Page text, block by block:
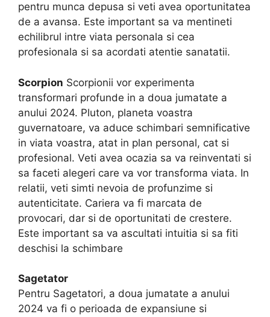
pentru munca depusa si veti avea oportunitatea
de a avansa. Este important sa va mentineti
echilibrul intre viata personala si cea
profesionala si sa acordati atentie sanatatii.
Scorpion Scorpionii vor experimenta
transformari profunde in a doua jumatate a
anului 2024. Pluton, planeta voastra
guvernatoare, va aduce schimbari semnificative
in viata voastra, atat in plan personal, cat si
profesional. Veti avea ocazia sa va reinventati si
sa faceti alegeri care va vor transforma viata. In
relatii, veti simti nevoia de profunzime si
autenticitate. Cariera va fi marcata de
provocari, dar si de oportunitati de crestere.
Este important sa va ascultati intuitia si sa fiti
deschisi la schimbare
Sagetator
Pentru Sagetatori, a doua jumatate a anului
2024 va fi o perioada de expansiune si